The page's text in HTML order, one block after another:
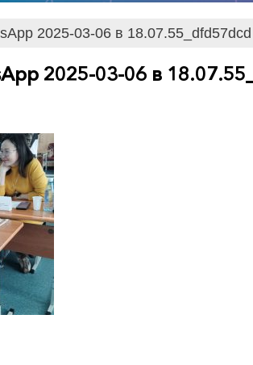
2025-03-06 в 18.07.55_dfd57dcd
2025-03-06 в